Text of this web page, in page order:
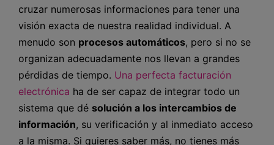
cruzar numerosas informaciones para tener una
visión exacta de nuestra realidad individual. A
menudo son procesos automáticos, pero si no se
organizan adecuadamente nos llevan a grandes
pérdidas de tiempo. Una perfecta facturación
electrónica ha de ser capaz de integrar todo un
sistema que dé solución a los intercambios de
información, su verificación y al inmediato acceso
a la misma. Si quieres saber más, no tienes más